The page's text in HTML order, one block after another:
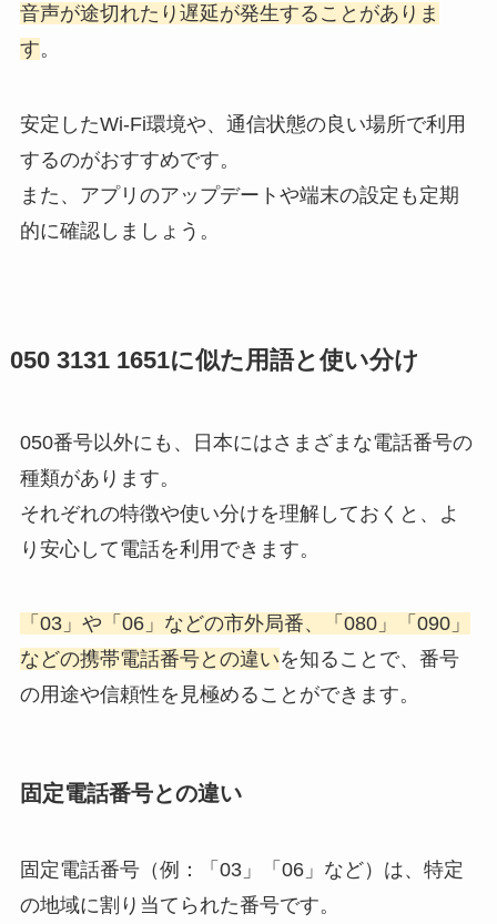
音声が途切れたり遅延が発生することがありま
す。
安定したWi-Fi環境や、通信状態の良い場所で利用
するのがおすすめです。
また、アプリのアップデートや端末の設定も定期
的に確認しましょう。
050 3131 1651に似た用語と使い分け
050番号以外にも、日本にはさまざまな電話番号の
種類があります。
それぞれの特徴や使い分けを理解しておくと、よ
り安心して電話を利用できます。
「03」や「06」などの市外局番、「080」「090」
などの携帯電話番号との違いを知ることで、番号
の用途や信頼性を見極めることができます。
固定電話番号との違い
固定電話番号（例：「03」「06」など）は、特定
の地域に割り当てられた番号です。